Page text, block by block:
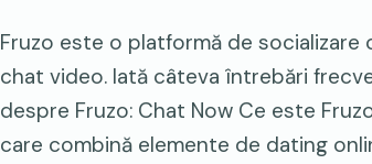
Fruzo este o platformă de
chat video. Iată câteva întrebări
despre Fruzo: Chat Now Ce este
care combină elemente de dating